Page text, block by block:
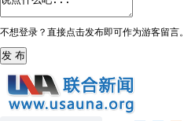
不想登录？直接点击发布即可作为游客留言。
发 布